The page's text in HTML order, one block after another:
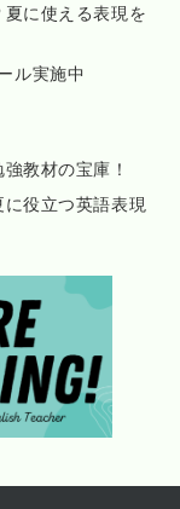
夏に使える表現を
ル実施中
教材の宝庫！
に役立つ英語表現